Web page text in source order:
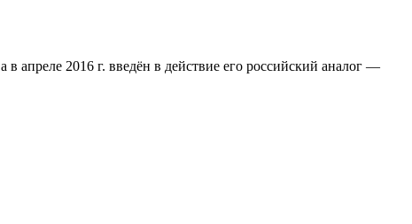
апреле 2016 г. введён в действие его российский аналог —